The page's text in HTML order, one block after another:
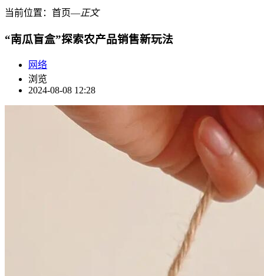
当前位置： 首页―正文
“南瓜盲盒”探索农产品销售新玩法
网络
浏览
2024-08-08 12:28